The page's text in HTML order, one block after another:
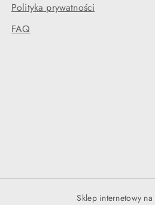
Polityka prywatności
FAQ
Sklep internetowy